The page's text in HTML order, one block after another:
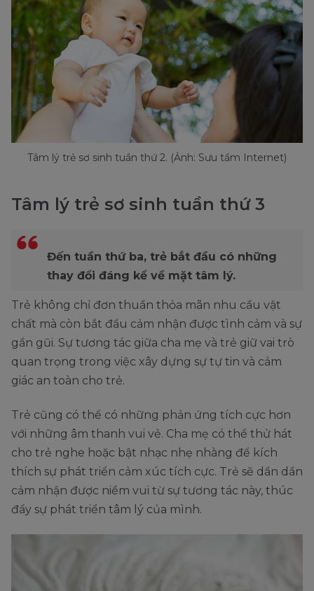
Tâm lý trẻ sơ sinh tuần thứ 2. (Ảnh: Sưu tầm Internet)
Tâm lý trẻ sơ sinh tuần thứ 3
Đến tuần thứ ba, trẻ bắt đầu có những
thay đổi đáng kể về mặt tâm lý.
Trẻ không chỉ đơn thuần thỏa mãn nhu cầu vật
chất mà còn bắt đầu cảm nhận được tình cảm và sự
gần gũi. Sự tương tác giữa cha mẹ và trẻ giữ vai trò
quan trọng trong việc xây dựng sự tự tin và cảm
giác an toàn cho trẻ.
Trẻ cũng có thể có những phản ứng tích cực hơn
với những âm thanh vui vẻ. Cha mẹ có thể thử hát
cho trẻ nghe hoặc bật nhạc nhẹ nhàng để kích
thích sự phát triển cảm xúc tích cực. Trẻ sẽ dần dần
cảm nhận được niềm vui từ sự tương tác này, thúc
đẩy sự phát triển tâm lý của mình.